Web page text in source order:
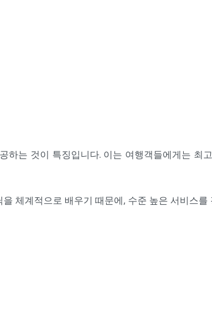
는 것이 특징입니다. 이는 여행객들에게는 최
체계적으로 배우기 때문에, 수준 높은 서비스를